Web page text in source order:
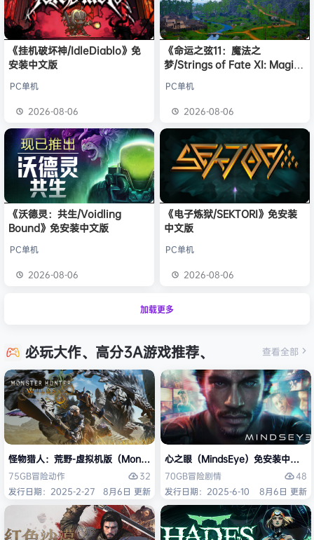
《挂机破坏神/IdleDiablo》免
安装中文版
PC单机
2026-08-06
《命运之弦11：魔法之
梦/Strings of Fate XI: Magic
PC单机
2026-08-06
《沃德灵：共生/Voidling
Bound》免安装中文版
PC单机
2026-08-06
《电子炼狱/SEKTORI》免安装
中文版
PC单机
2026-08-06
加载更多
必玩大作、高分3A游戏推荐、 查看全部
怪物猎人：荒野-虚拟机版（Monster Hunter Wilds HYPERVISOR）免安
75GB冒险动作
32
发行日期：2025-2-27
8月6日 更新
心之眼（MindsEye）免安装中文版
70GB冒险剧情
48
发行日期：2025-6-10
8月6日 更新